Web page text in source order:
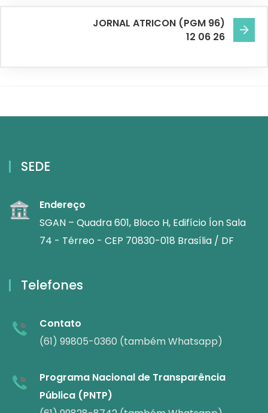
JORNAL ATRICON (PGM 96)
12 06 26
SEDE
Endereço
SGAN – Quadra 601, Bloco H, Edifício Íon Sala
74 - Térreo - CEP 70830-018 Brasília / DF
Telefones
Contato
(61) 99805-0360 (também Whatsapp)
Programa Nacional de Transparência
Pública (PNTP)